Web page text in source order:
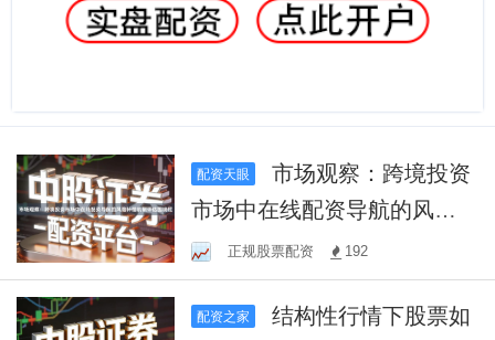
配资天眼
市场观察：跨境投资
市场中在线配资导航的风险
补偿机制评估围绕杠
正规股票配资 192
配资之家
结构性行情下股票如